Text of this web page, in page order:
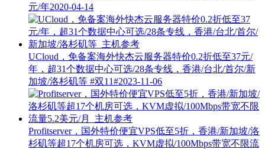
元/年2020-04-14
UCloud，免备案海外快杰云服务器特价0.2折低至37元/
年，超31个数据中心可选/28条专线，香港/台北/首尔/新
加坡/洛杉矶等 #双11#2023-11-06
Profitserver，国外特价便宜VPS低至5折，香港/新加坡/洛
杉矶等超17个机房可选，KVM虚拟/100Mbps带宽不限流